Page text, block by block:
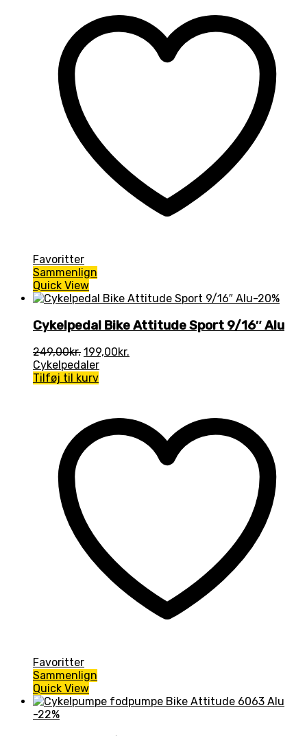
Favoritter
Sammenlign
Quick View
-20%
Cykelpedal Bike Attitude Sport 9/16″ Alu
249,00kr. Den
oprindelige
pris
199,00kr.
Cykelpedaler
Tilføj til kurv
Favoritter
Sammenlign
Quick View
-22%